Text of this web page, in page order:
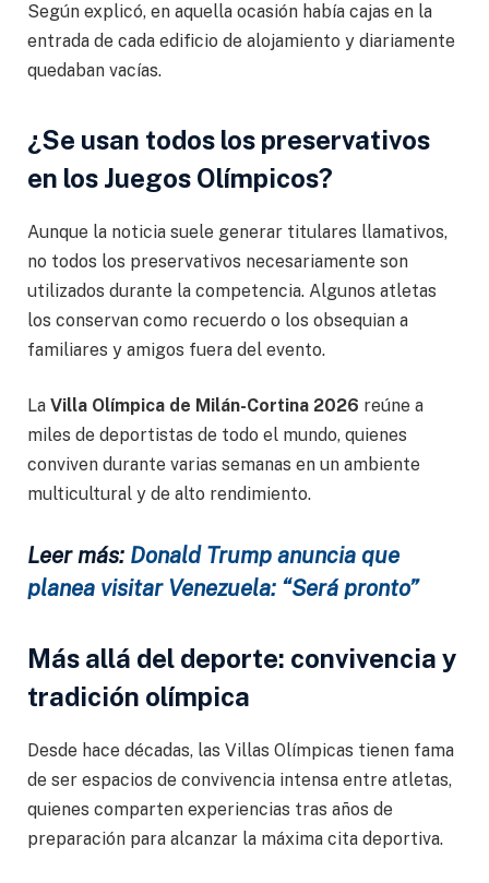
Según explicó, en aquella ocasión había cajas en la
entrada de cada edificio de alojamiento y diariamente
quedaban vacías.
¿Se usan todos los preservativos
en los Juegos Olímpicos?
Aunque la noticia suele generar titulares llamativos,
no todos los preservativos necesariamente son
utilizados durante la competencia. Algunos atletas
los conservan como recuerdo o los obsequian a
familiares y amigos fuera del evento.
La Villa Olímpica de Milán-Cortina 2026 reúne a
miles de deportistas de todo el mundo, quienes
conviven durante varias semanas en un ambiente
multicultural y de alto rendimiento.
Leer más: Donald Trump anuncia que
planea visitar Venezuela: “Será pronto”
Más allá del deporte: convivencia y
tradición olímpica
Desde hace décadas, las Villas Olímpicas tienen fama
de ser espacios de convivencia intensa entre atletas,
quienes comparten experiencias tras años de
preparación para alcanzar la máxima cita deportiva.